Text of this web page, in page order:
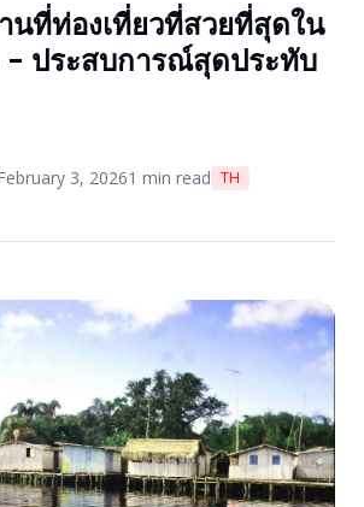
นที่ท่องเที่ยวที่สวยที่สุดใน
- ประสบการณ์สุดประทับ
3, 20261 min read TH